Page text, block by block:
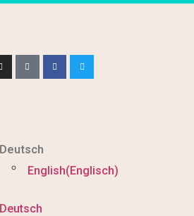
Deutsch
English(Englisch)
Deutsch